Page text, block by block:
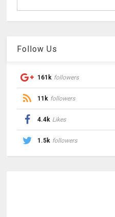
Follow Us
161k followers
11k followers
4.4k Likes
1.5k followers